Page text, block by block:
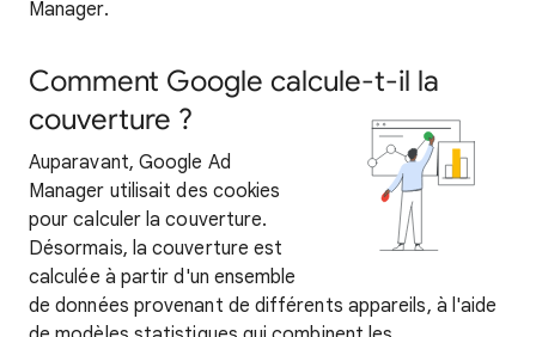
Manager.
Comment Google calcule-t-il la
couverture ?
Auparavant, Google Ad
Manager utilisait des cookies
pour calculer la couverture.
Désormais, la couverture est
calculée à partir d'un ensemble
de données provenant de différents appareils, à l'aide